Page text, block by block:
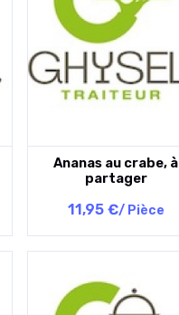
Ananas au crabe, à
partager
11,95 €/ Pièce